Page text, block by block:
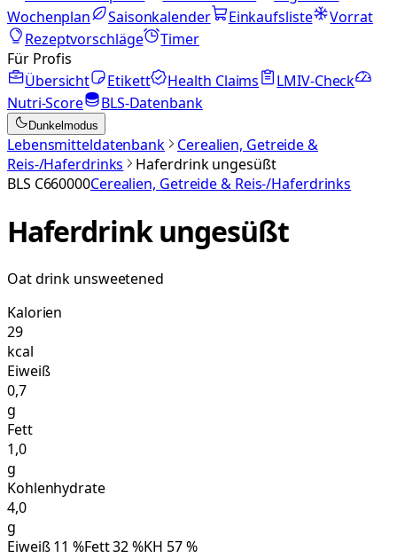
Wochenplan
Saisonkalender Einkaufsliste
Vorrat
Rezeptvorschläge
Timer
Für Profis
Übersicht
Etikett Health Claims
LMIV-Check
Nutri-Score
BLS-Datenbank
Dunkelmodus
Lebensmitteldatenbank
Cerealien, Getreide &
Reis-/Haferdrinks
Haferdrink ungesüßt
BLS C660000Cerealien, Getreide & Reis-/Haferdrinks
Haferdrink ungesüßt
Oat drink unsweetened
Kalorien
29
kcal
Eiweiß
0,7
g
Fett
1,0
g
Kohlenhydrate
4,0
g
Eiweiß11 %Fett32%KH 57%